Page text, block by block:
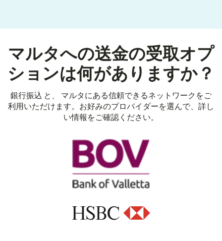
マルタへの送金の受取オプ
ションは何がありますか？
銀行振込 と、 マルタにある信頼できるネットワークをご
利用いただけます。お好みのプロバイダーを選んで、詳し
い情報をご確認ください。